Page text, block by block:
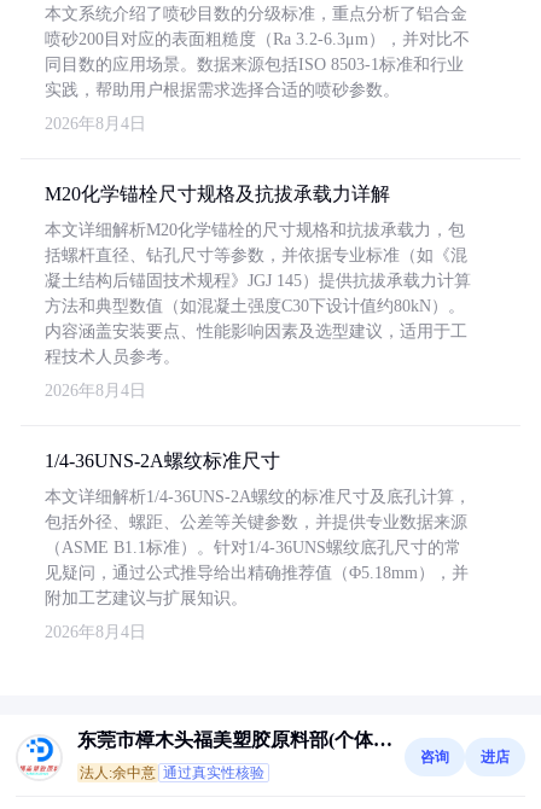
本文系统介绍了喷砂目数的分级标准，重点分析了铝合金
喷砂200目对应的表面粗糙度（Ra 3.2-6.3μm），并对比不
同目数的应用场景。数据来源包括ISO 8503-1标准和行业
实践，帮助用户根据需求选择合适的喷砂参数。
2026年8月4日
M20化学锚栓尺寸规格及抗拔承载力详解
本文详细解析M20化学锚栓的尺寸规格和抗拔承载力，包
括螺杆直径、钻孔尺寸等参数，并依据专业标准（如《混
凝土结构后锚固技术规程》JGJ 145）提供抗拔承载力计算
方法和典型数值（如混凝土强度C30下设计值约80kN）。
内容涵盖安装要点、性能影响因素及选型建议，适用于工
程技术人员参考。
2026年8月4日
1/4-36UNS-2A螺纹标准尺寸
本文详细解析1/4-36UNS-2A螺纹的标准尺寸及底孔计算，
包括外径、螺距、公差等关键参数，并提供专业数据来源
（ASME B1.1标准）。针对1/4-36UNS螺纹底孔尺寸的常
见疑问，通过公式推导给出精确推荐值（Φ5.18mm），并
附加工艺建议与扩展知识。
2026年8月4日
东莞市樟木头福美塑胶原料部(个体工
商户)
法人:余中意 通过真实性核验
咨询 进店